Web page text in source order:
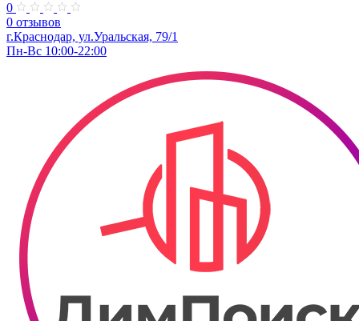
0
0 отзывов
г.Краснодар, ​ул.Уральская, 79/1
Пн-Вс 10:00-22:00